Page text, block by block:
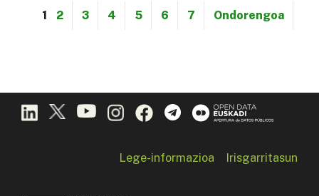
1 2 3 4 5 6 7 Ondorengoa
Lege-informazioa Irisgarritasun